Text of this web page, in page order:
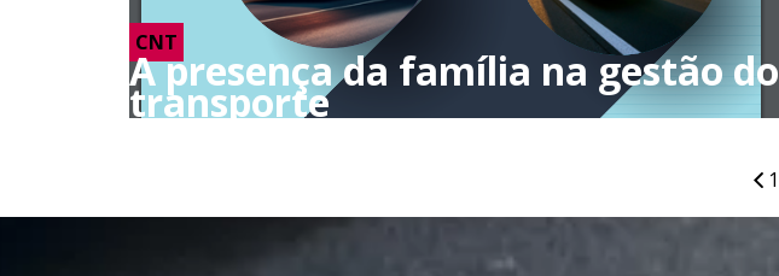
CNT
A presença da família na gestão do
transporte
1